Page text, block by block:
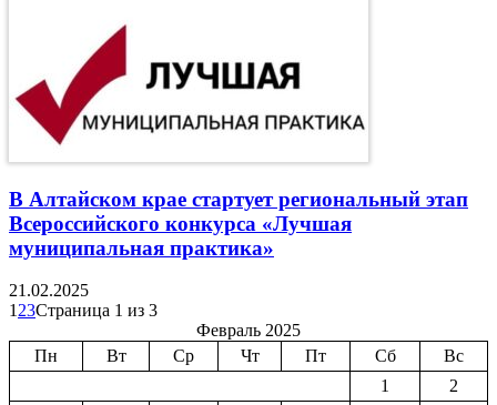
В Алтайском крае стартует региональный этап
Всероссийского конкурса «Лучшая
муниципальная практика»
21.02.2025
1 23Страница 1 из 3
Февраль 2025
Пн
Вт Ср Чт Пт Сб
Вс
1
2